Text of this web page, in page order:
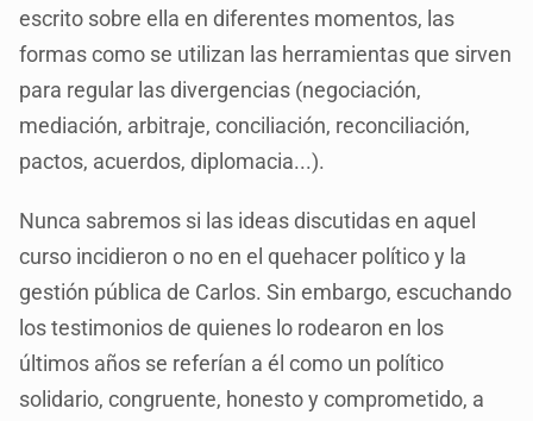
escrito sobre ella en diferentes momentos, las
formas como se utilizan las herramientas que sirven
para regular las divergencias (negociación,
mediación, arbitraje, conciliación, reconciliación,
pactos, acuerdos, diplomacia...).
Nunca sabremos si las ideas discutidas en aquel
curso incidieron o no en el quehacer político y la
gestión pública de Carlos. Sin embargo, escuchando
los testimonios de quienes lo rodearon en los
últimos años se referían a él como un político
solidario, congruente, honesto y comprometido, a